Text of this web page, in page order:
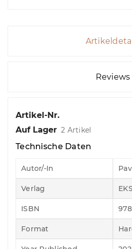
Reviews
Artikel-Nr.
Auf Lager 2 Artikel
Technische Daten
Autor/-In
Verlag
ISBN
Format